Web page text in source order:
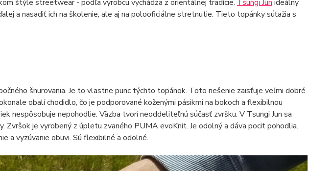
štýle streetwear - podľa výrobcu vychádza z orientálnej tradície. Tsungi Jun ideálny
a nasadiť ich na školenie, ale aj na polooficiálne stretnutie. Tieto topánky súťažia s
šnurovania. Je to vlastne punc týchto topánok. Toto riešenie zaisťuje veľmi dobré
obalí chodidlo, čo je podporované koženými pásikmi na bokoch a flexibilnou
nespôsobuje nepohodlie. Väzba tvorí neoddeliteľnú súčasť zvršku. V Tsungi Jun sa
Zvršok je vyrobený z úpletu zvaného PUMA evoKnit. Je odolný a dáva pocit pohodlia.
a vyzúvanie obuvi. Sú flexibilné a odolné.